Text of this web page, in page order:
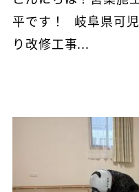
平です！ 岐阜県可
り改修工事...